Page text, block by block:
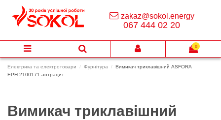
Електрика та електротовари Фурнітура
Вимикач триклавішний ASFORA
EPH 2100171 антрацит
Вимикач триклавішний
zakaz@sokol.energy
067 444 02 20
0